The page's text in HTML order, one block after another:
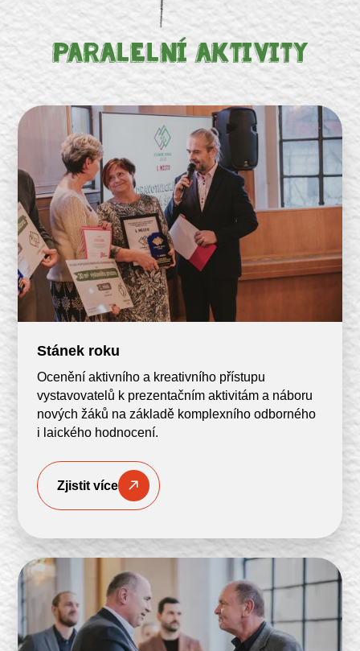
Paralelní Aktivity
Stánek roku
Ocenění aktivního a kreativního přístupu
vystavovatelů k prezentačním aktivitám a náboru
nových žáků na základě komplexního odborného
i laického hodnocení.
Zjistit více